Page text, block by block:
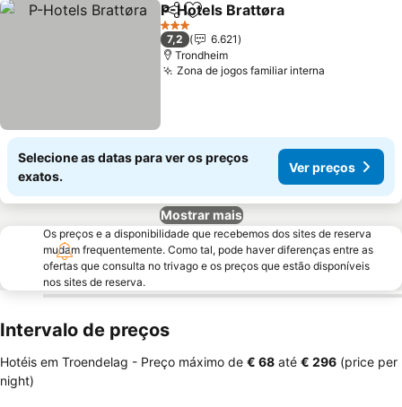
PartilharAdicionar aos favoritos
P-Hotels Brattøra
3 Estrelas
7,2
6.621
Trondheim
Zona de jogos familiar interna
Selecione as datas para ver os preços
exatos.
Ver preços
Mostrar mais
Os preços e a disponibilidade que recebemos dos sites de reserva
mudam frequentemente. Como tal, pode haver diferenças entre as
ofertas que consulta no trivago e os preços que estão disponíveis
nos sites de reserva.
Intervalo de preços
Hotéis em Troendelag - Preço máximo de ‎€ 68 até ‎€ 296 (price per
night)